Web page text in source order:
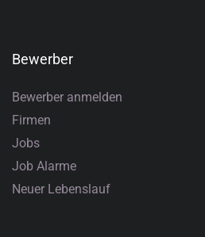
Bewerber
Bewerber anmelden
Firmen
Jobs
Job Alarme
Neuer Lebenslauf